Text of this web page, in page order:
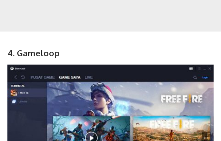
4. Gameloop